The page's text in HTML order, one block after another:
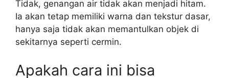
Tidak, genangan air tidak akan menjadi hitam.
Ia akan tetap memiliki warna dan tekstur dasar,
hanya saja tidak akan memantulkan objek di
sekitarnya seperti cermin.
Apakah cara ini bisa